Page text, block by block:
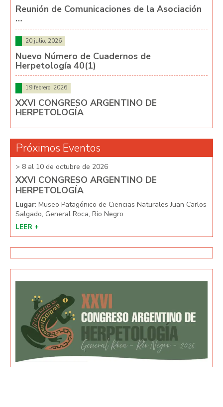
Reunión de Comunicaciones de la Asociación
…
20 julio, 2026
Nuevo Número de Cuadernos de
Herpetología 40(1)
19 febrero, 2026
XXVI CONGRESO ARGENTINO DE
HERPETOLOGÍA
Próximos Eventos
> 8 al 10 de octubre de 2026
XXVI CONGRESO ARGENTINO DE
HERPETOLOGÍA
Lugar: Museo Patagónico de Ciencias Naturales Juan Carlos
Salgado, General Roca, Rio Negro
LEER +